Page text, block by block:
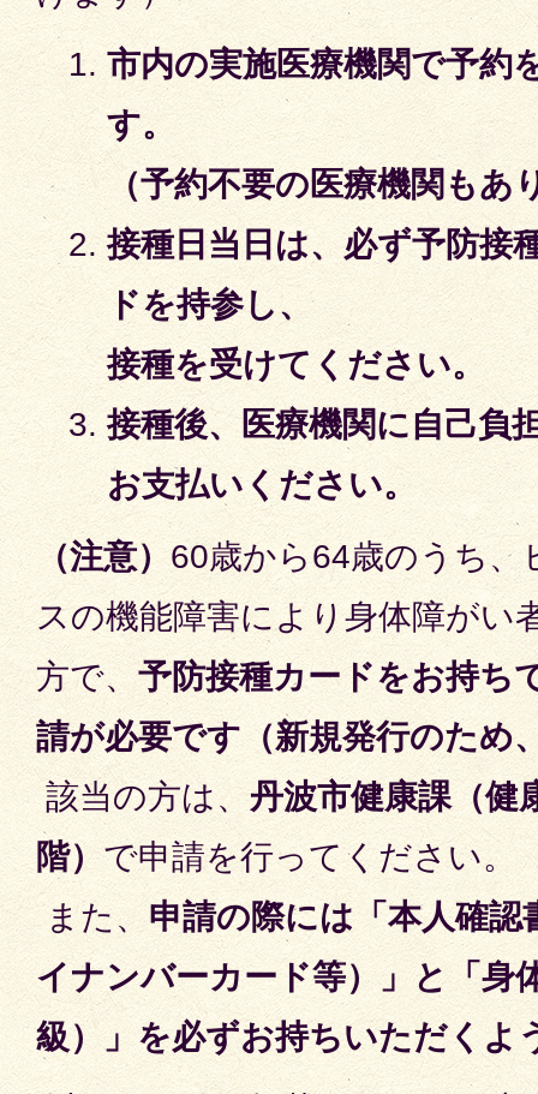
市内の実施医療機関で予約
す。
（予約不要の医療機関もあ
接種日当日は、必ず予防接
ドを持参し、
接種を受けてください。
接種後、医療機関に自己負
お支払いください。
（注意）60歳から64歳のうち、
スの機能障害により身体障がい
方で、 予防接種カードをお持ち
請が必要です（新規発行のため
該当の方は、丹波市健康課（健
階） で申請を行ってください。
また、申請の際には「本人確認
イナンバーカード等）」と「身
級）」を必ずお持ちいただくよ